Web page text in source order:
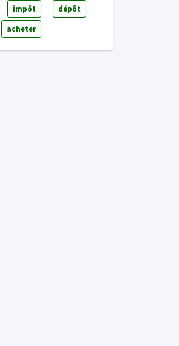
impôt dépôt
acheter